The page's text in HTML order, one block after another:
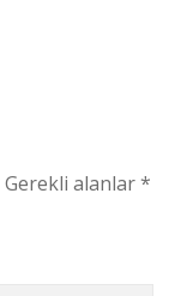
Gerekli alanlar*